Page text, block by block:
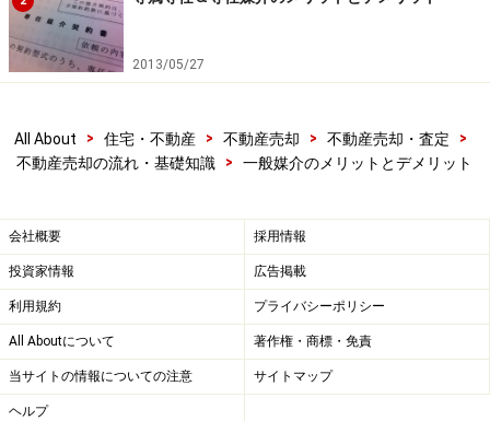
2013/05/27
All About > 住宅・不動産 > 不動産売却 > 不動産売却・査定
>
不動産売却の流れ・基礎知識
> 一般媒介のメリットとデメリット
会社概要 採用情報
投資家情報 広告掲載
利用規約 プライバシーポリシー
All Aboutについて 著作権・商標・免責
当サイトの情報についての注意 サイトマップ
ヘルプ